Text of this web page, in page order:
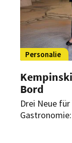
Personalie
Bord
Drei Neue